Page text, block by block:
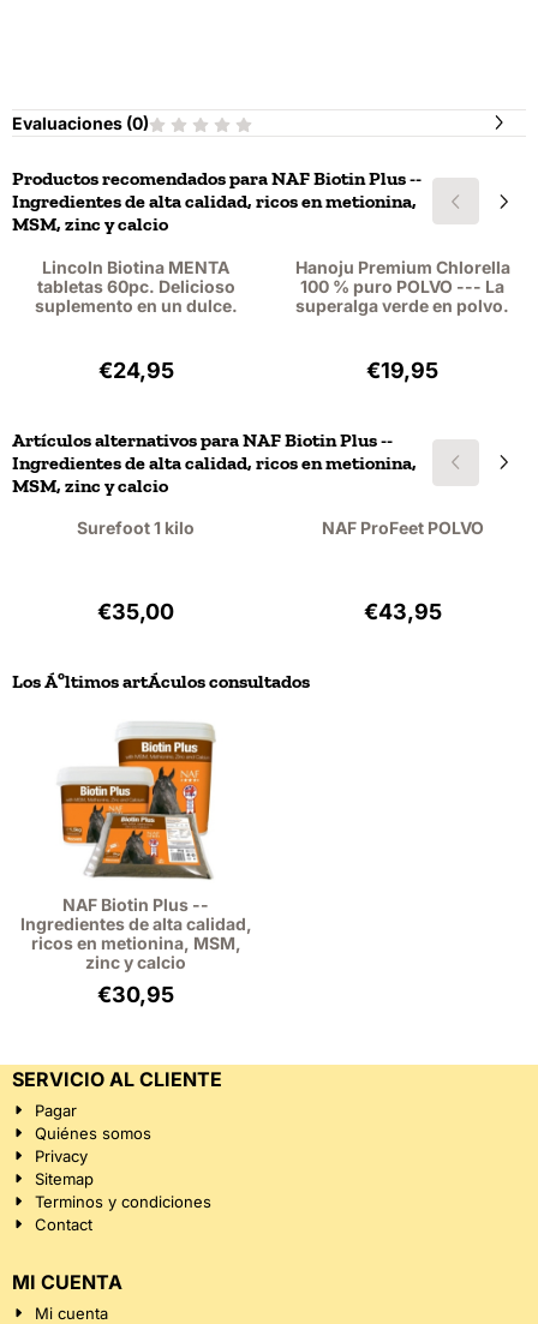
Evaluaciones (0)
Productos recomendados paraNAF Biotin Plus --
Ingredientes de alta calidad, ricos en metionina,
MSM, zinc y calcio
Lincoln Biotina MENTA
tabletas 60pc. Delicioso
suplemento en un dulce.
Precio: 24,95, sin IVA: 22,89
€24,95
Hanoju Premium Chlorella
100 % puro POLVO --- La
superalga verde en polvo.
Precio: 19,95,
€19,95
Artículos alternativos paraNAF Biotin Plus --
Ingredientes de alta calidad, ricos en metionina,
MSM, zinc y calcio
Surefoot 1 kilo
Precio: 35,00, sin IVA: 32,11
€35,00
NAF ProFeet POLVO
Precio: 43,95,
€43,95
Los Áºltimos artÁ­culos consultados
NAF Biotin Plus --
Ingredientes de alta calidad,
ricos en metionina, MSM,
zinc y calcio
€30,95
SERVICIO AL CLIENTE
Pagar
Quiénes somos
Privacy
Sitemap
Terminos y condiciones
Contact
MI CUENTA
Mi cuenta